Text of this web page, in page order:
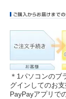
＊1パソコンのブ
グインしてのお
PayPayアプリで